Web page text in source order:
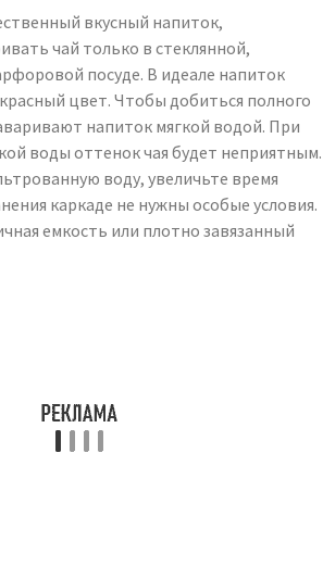
вкусный напиток,
чай только в стеклянной,
посуде. В идеале напиток
цвет. Чтобы добиться полного
напиток мягкой водой. При
воды оттенок чая будет неприятным.
воду, увеличьте время
каркаде не нужны особые условия.
емкость или плотно завязанный